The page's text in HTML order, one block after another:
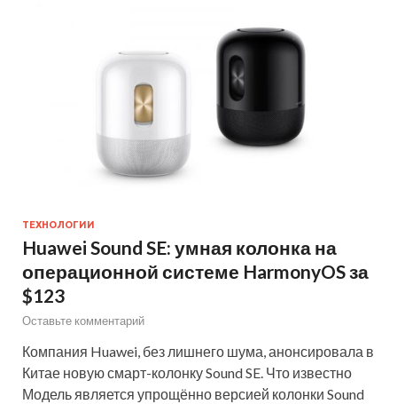
ТЕХНОЛОГИИ
Huawei Sound SE: умная колонка на
операционной системе HarmonyOS за
$123
Оставьте комментарий
Компания Huawei, без лишнего шума, анонсировала в
Китае новую смарт-колонку Sound SE. Что известно
Модель является упрощённо версией колонки Sound